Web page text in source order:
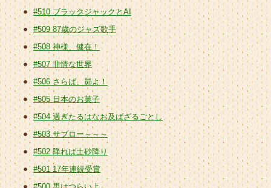
#510 ブラックジャックとAI
#509 87歳のジャズ歌手
#508 神様、健在！
#507 非情な世界
#506 さらば、昴よ！
#505 日本のお菓子
#504 過ぎたるはなお及ばざるごとし
#503 サブロー～～～
#502 降れば土砂降り
#501 17年連続受賞